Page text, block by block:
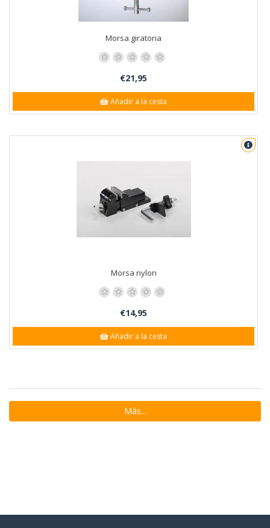
Morsa giratoria
€21,95
Añadir a la cesta
Morsa nylon
€14,95
Añadir a la cesta
Más...